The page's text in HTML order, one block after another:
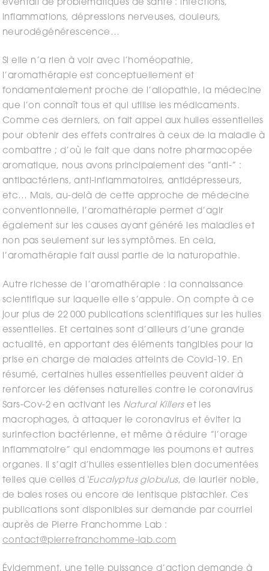
éventail de problématiques de santé : infections,
inflammations, dépressions nerveuses, douleurs,
neurodégénérescence…
Si elle n’a rien à voir avec l’homéopathie,
l’aromathérapie est conceptuellement et
fondamentalement proche de l’allopathie, la médecine
que l’on connaît tous et qui utilise les médicaments.
Comme ces derniers, on fait appel aux huiles essentielles
pour obtenir des effets contraires à ceux de la maladie à
combattre ; d’où le fait que dans notre pharmacopée
aromatique, nous avons principalement des ”anti-” :
antibactériens, anti-inflammatoires, antidépresseurs,
etc… Mais, au-delà de cette approche de médecine
conventionnelle, l’aromathérapie permet d’agir
également sur les causes ayant généré les maladies et
non pas seulement sur les symptômes. En cela,
l’aromathérapie fait aussi partie de la naturopathie.
Autre richesse de l’aromathérapie : la connaissance
scientifique sur laquelle elle s’appuie. On compte à ce
jour plus de 22 000 publications scientifiques sur les huiles
essentielles. Et certaines sont d’ailleurs d’une grande
actualité, en apportant des éléments tangibles pour la
prise en charge de malades atteints de Covid-19. En
résumé, certaines huiles essentielles peuvent aider à
renforcer les défenses naturelles contre le coronavirus
Sars-Cov-2 en activant les Natural Killerset les
macrophages, à attaquer le coronavirus et éviter la
surinfection bactérienne, et même à réduire ”l’orage
inflammatoire” qui endommage les poumons et autres
organes. Il s’agit d’huiles essentielles bien documentées
telles que celles d ‘Eucalyptus globulus, de laurier noble,
de baies roses ou encore de lentisque pistachier. Ces
publications sont disponibles sur demande par courriel
auprès de Pierre Franchomme Lab :
contact@pierrefranchomme-lab.com
Évidemment, une telle puissance d’action demande à